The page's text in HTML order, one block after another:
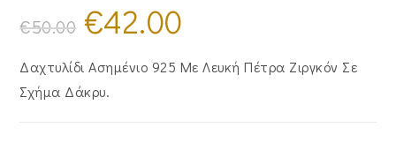
€50.00
Original
price
was:
€42.00
€42.00.
Δαχτυλίδι Ασημένιο 925 Με Λευκή Πέτρα Ζιργκόν Σε
Σχήμα Δάκρυ.